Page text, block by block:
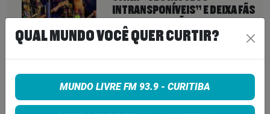
INTRANSPONÍVEIS” E DEIXA FÃS
SEM EXPLICAÇÕES
6 de agosto de 2026
LINHA TELEFÔNICA PARA OUVIR
RECLAMAÇÕES DOS FÃS; BANDA
DIZ QUE “NENHUMA LAMÚRIA É
QUAL MUNDO VOCÊ QUER CURTIR?
MUNDO LIVRE FM 93.9 - CURITIBA